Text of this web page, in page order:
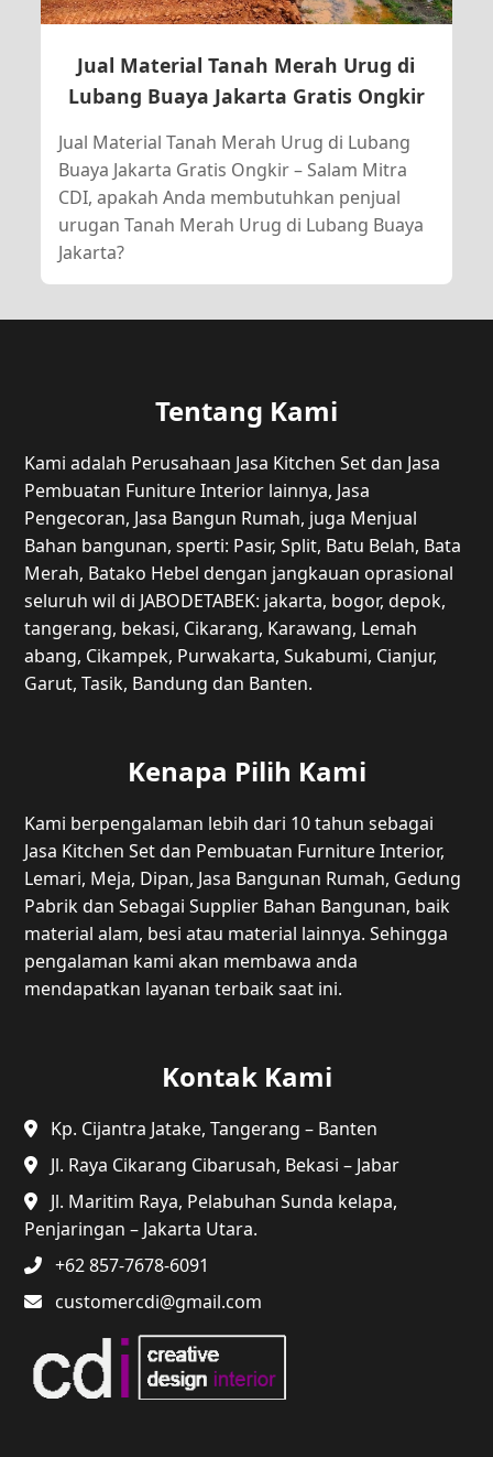
Jual Material Tanah Merah Urug di
Lubang Buaya Jakarta Gratis Ongkir
Jual Material Tanah Merah Urug di Lubang
Buaya Jakarta Gratis Ongkir – Salam Mitra
CDI, apakah Anda membutuhkan penjual
urugan Tanah Merah Urug di Lubang Buaya
Jakarta?
Tentang Kami
Kami adalah Perusahaan Jasa Kitchen Set dan Jasa
Pembuatan Funiture Interior lainnya, Jasa
Pengecoran, Jasa Bangun Rumah, juga Menjual
Bahan bangunan, sperti: Pasir, Split, Batu Belah, Bata
Merah, Batako Hebel dengan jangkauan oprasional
seluruh wil di JABODETABEK: jakarta, bogor, depok,
tangerang, bekasi, Cikarang, Karawang, Lemah
abang, Cikampek, Purwakarta, Sukabumi, Cianjur,
Garut, Tasik, Bandung dan Banten.
Kenapa Pilih Kami
Kami berpengalaman lebih dari 10 tahun sebagai
Jasa Kitchen Set dan Pembuatan Furniture Interior,
Lemari, Meja, Dipan, Jasa Bangunan Rumah, Gedung
Pabrik dan Sebagai Supplier Bahan Bangunan, baik
material alam, besi atau material lainnya. Sehingga
pengalaman kami akan membawa anda
mendapatkan layanan terbaik saat ini.
Kontak Kami
Kp. Cijantra Jatake, Tangerang – Banten
Jl. Raya Cikarang Cibarusah, Bekasi – Jabar
Jl. Maritim Raya, Pelabuhan Sunda kelapa,
Penjaringan – Jakarta Utara.
+62 857-7678-6091
customercdi@gmail.com